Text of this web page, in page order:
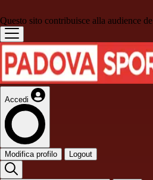
Questo sito contribuisce alla audience de
Accedi
Modifica profilo Logout